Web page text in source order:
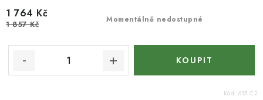
Momentálně nedostupné
1 764 Kč
1 857 Kč
Kód: 615.C2